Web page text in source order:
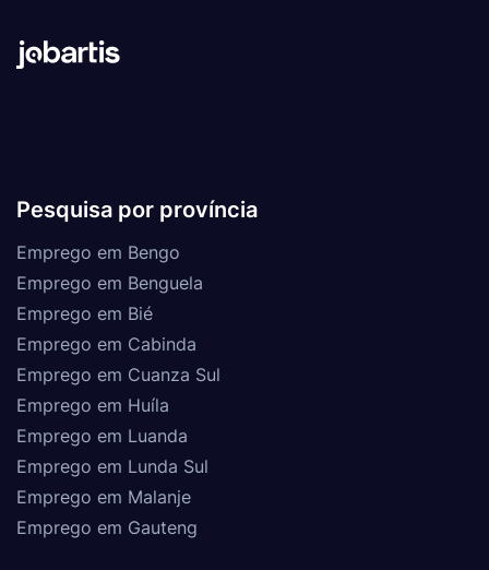
Pesquisa por província
Emprego em Bengo
Emprego em Benguela
Emprego em Bié
Emprego em Cabinda
Emprego em Cuanza Sul
Emprego em Huíla
Emprego em Luanda
Emprego em Lunda Sul
Emprego em Malanje
Emprego em Gauteng